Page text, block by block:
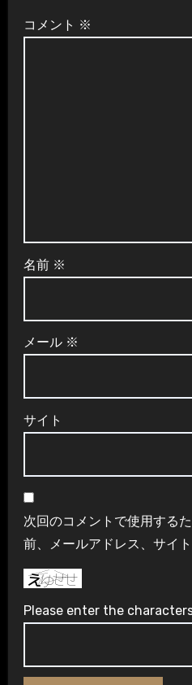
シ
コメント ※
名前 ※
メール ※
サイト
次回のコメントで使用する
前、メールアドレス、サイト
Please enter the